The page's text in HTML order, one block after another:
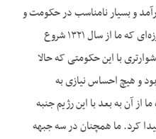
و بسیار نامناسب در حکومت و
سیاست ایران مسلط شدند. همان مبارزه‌ای که ما از سال ۱۳۲۱ شروع
با این حکومتی که حالا
و هیچ احساس نیازی به
از آن به بعد با این رژیم جنبه
کرد. ما همچنان در سه جبهه